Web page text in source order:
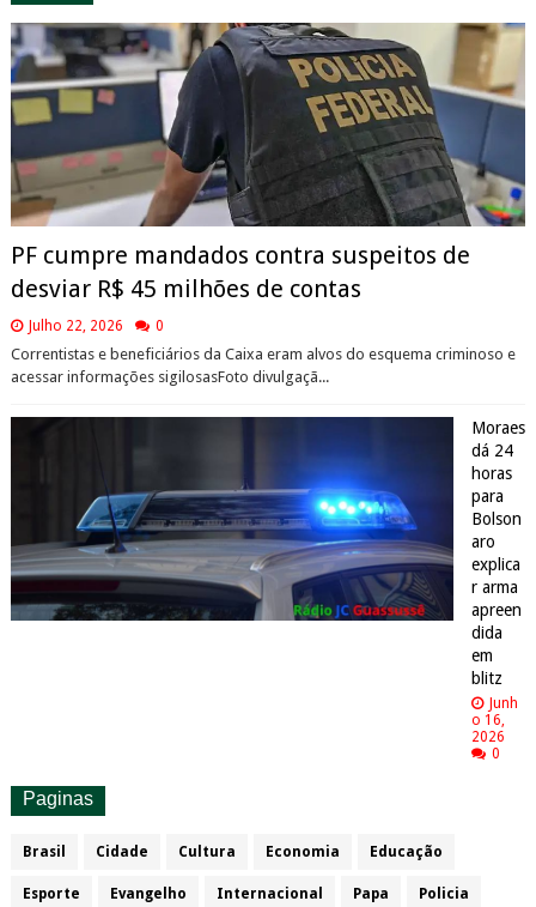
PF cumpre mandados contra suspeitos de
desviar R$ 45 milhões de contas
Julho 22, 2026 0
Correntistas e beneficiários da Caixa eram alvos do esquema criminoso e
acessar informações sigilosasFoto divulgaçã...
Moraes
dá 24
horas
para
Bolson
aro
explica
r arma
apreen
dida
em
blitz
Junh
o 16,
2026
0
Paginas
Brasil Cidade Cultura Economia Educação
Esporte Evangelho Internacional Papa Policia